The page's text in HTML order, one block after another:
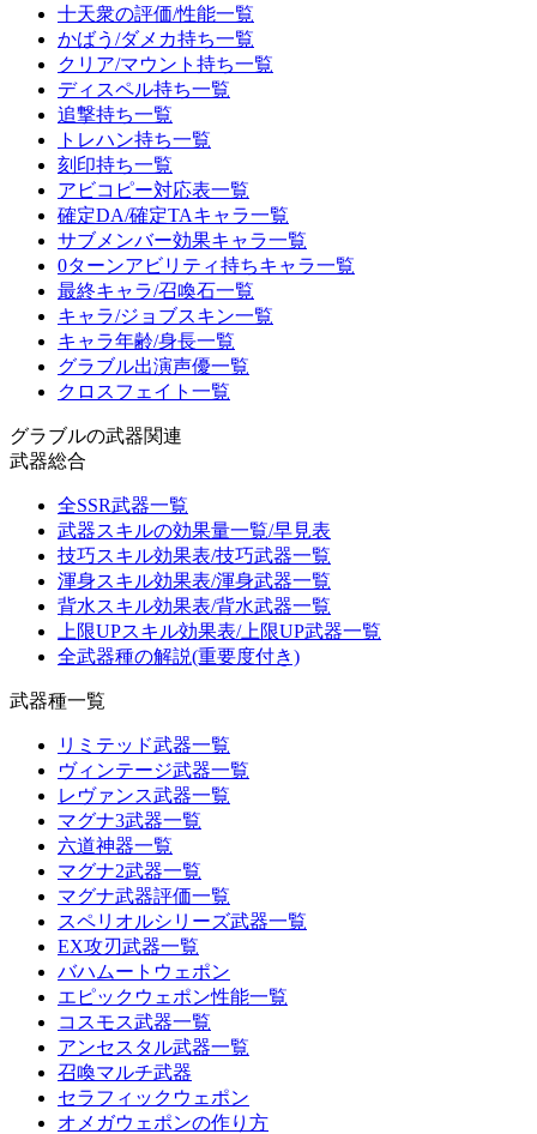
十天衆の評価/性能一覧
かばう/ダメカ持ち一覧
クリア/マウント持ち一覧
ディスペル持ち一覧
追撃持ち一覧
トレハン持ち一覧
刻印持ち一覧
アビコピー対応表一覧
確定DA/確定TAキャラ一覧
サブメンバー効果キャラ一覧
0ターンアビリティ持ちキャラ一覧
最終キャラ/召喚石一覧
キャラ/ジョブスキン一覧
キャラ年齢/身長一覧
グラブル出演声優一覧
クロスフェイト一覧
グラブルの武器関連
武器総合
全SSR武器一覧
武器スキルの効果量一覧/早見表
技巧スキル効果表/技巧武器一覧
渾身スキル効果表/渾身武器一覧
背水スキル効果表/背水武器一覧
上限UPスキル効果表/上限UP武器一覧
全武器種の解説(重要度付き)
武器種一覧
リミテッド武器一覧
ヴィンテージ武器一覧
レヴァンス武器一覧
マグナ3武器一覧
六道神器一覧
マグナ2武器一覧
マグナ武器評価一覧
スペリオルシリーズ武器一覧
EX攻刃武器一覧
バハムートウェポン
エピックウェポン性能一覧
コスモス武器一覧
アンセスタル武器一覧
召喚マルチ武器
セラフィックウェポン
オメガウェポンの作り方